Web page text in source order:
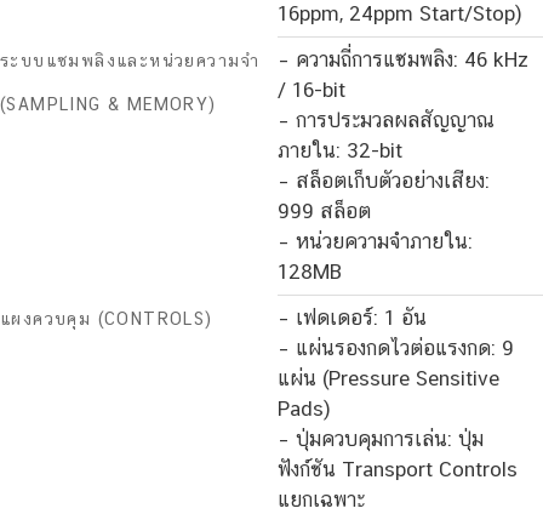
16ppm, 24ppm Start/Stop)
ระบบแซมพลิงและหน่วยความจำ
(SAMPLING & MEMORY)
– ความถี่การแซมพลิง: 46 kHz
/ 16-bit
– การประมวลผลสัญญาณ
ภายใน: 32-bit
– สล็อตเก็บตัวอย่างเสียง:
999 สล็อต
– หน่วยความจำภายใน:
128MB
แผงควบคุม (CONTROLS)
– เฟดเดอร์: 1 อัน
– แผ่นรองกดไวต่อแรงกด: 9
แผ่น (Pressure Sensitive
Pads)
– ปุ่มควบคุมการเล่น: ปุ่ม
ฟังก์ชัน Transport Controls
แยกเฉพาะ